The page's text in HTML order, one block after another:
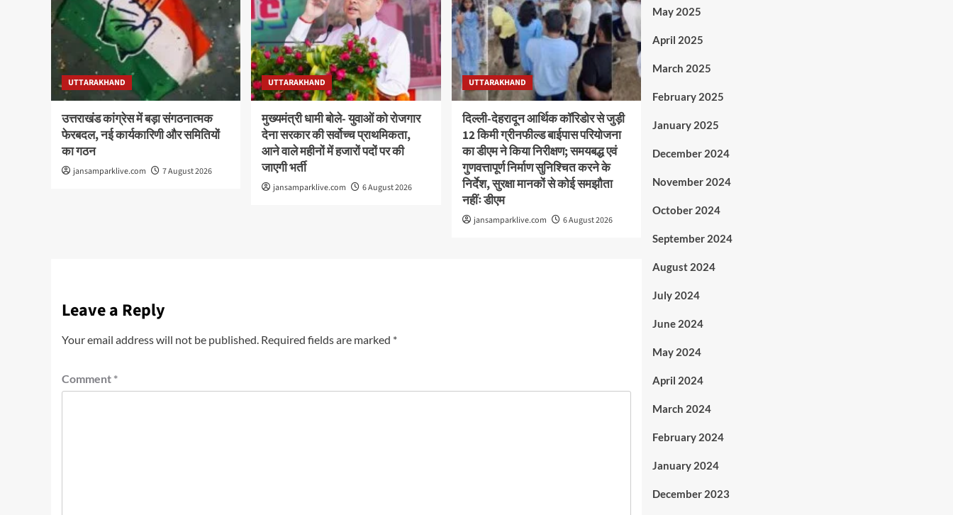
UTTARAKHAND
उत्तराखंड कांग्रेस में बड़ा संगठनात्मक
फेरबदल, नई कार्यकारिणी और समितियों
का गठन
jansamparklive.com 7 August 2026
UTTARAKHAND
मुख्यमंत्री धामी बोले- युवाओं को रोजगार
देना सरकार की सर्वोच्च प्राथमिकता,
आने वाले महीनों में हजारों पदों पर की
जाएगी भर्ती
jansamparklive.com 6 August 2026
UTTARAKHAND
दिल्ली-देहरादून आर्थिक कॉरिडोर से जुड़ी
12 किमी ग्रीनफील्ड बाईपास परियोजना
का डीएम ने किया निरीक्षण; समयबद्ध एवं
गुणवत्तापूर्ण निर्माण सुनिश्चित करने के
निर्देश, सुरक्षा मानकों से कोई समझौता
नहींः डीएम
jansamparklive.com 6 August 2026
Leave a Reply
Your email address will not be published. Required fields are marked *
Comment *
May 2025
April 2025
March 2025
February 2025
January 2025
December 2024
November 2024
October 2024
September 2024
August 2024
July 2024
June 2024
May 2024
April 2024
March 2024
February 2024
January 2024
December 2023